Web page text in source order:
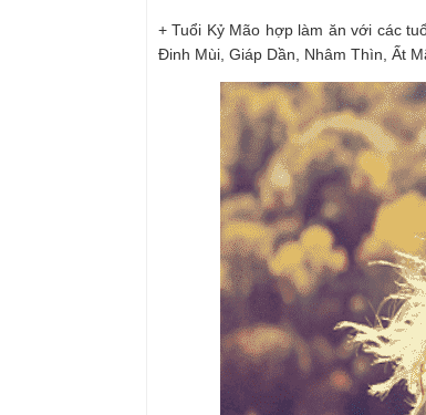
+ Tuổi Kỷ Mão hợp làm ăn với các
Đinh Mùi, Giáp Dần, Nhâm Thìn, Ất